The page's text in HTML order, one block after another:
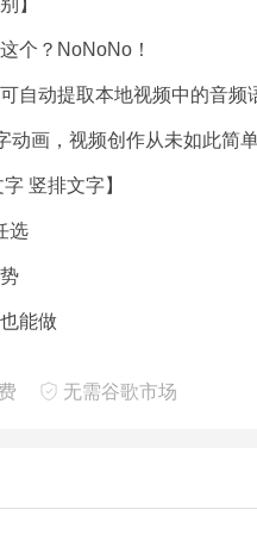
】
个？NoNoNo！
自动提取本地视频中的音频
动画，视频创作从未如此简
竖排文字】
选
能做
】
无需谷歌市场